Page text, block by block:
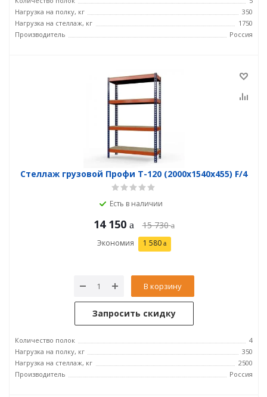
Нагрузка на полку, кг
350
Нагрузка на стеллаж, кг
1750
Производитель
Россия
Стеллаж грузовой Профи Т-120 (2000x1540x455) F/4
Есть в наличии
14 150 15 730
Экономия 1 580
В корзину
Запросить скидку
Количество полок
4
Нагрузка на полку, кг
350
Нагрузка на стеллаж, кг
2500
Производитель
Россия